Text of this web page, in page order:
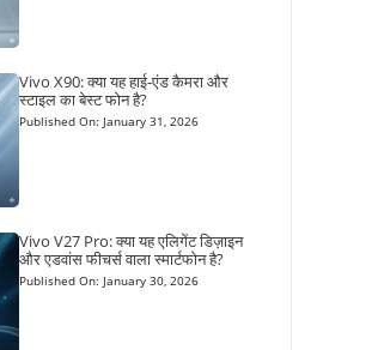
Vivo X90: क्या यह हाई-एंड कैमरा और
स्टाइल का बेस्ट फोन है?
Published On: January 31, 2026
Vivo V27 Pro: क्या यह एलिगेंट डिज़ाइन
और एडवांस फीचर्स वाला स्मार्टफोन है?
Published On: January 30, 2026